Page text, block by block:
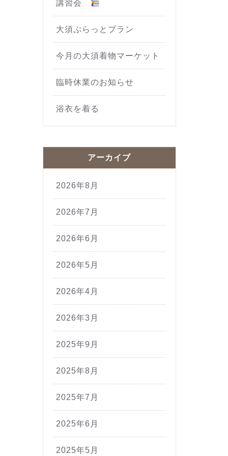
講習会
大須ぷらっとプラン
今月の大須着物マーケット
臨時休業のお知らせ
浴衣を着る
アーカイブ
2026年8月
2026年7月
2026年6月
2026年5月
2026年4月
2026年3月
2025年9月
2025年8月
2025年7月
2025年6月
2025年5月